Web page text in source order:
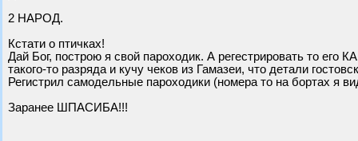
2 НАРОД.
Кстати о птичках!
Дай Бог, построю я свой пароходик. А регестрировать то
такого-то разряда и кучу чеков из Гамазеи, что детали
Регистрил самодельные пароходики (номера то на бортах я
Заранее ШПАСИБА!!!